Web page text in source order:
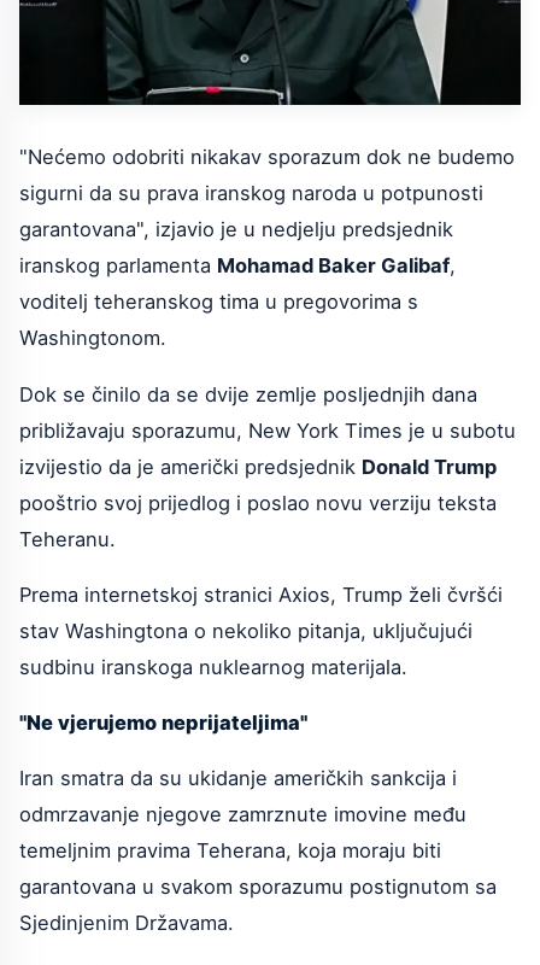
"Nećemo odobriti nikakav sporazum dok ne budemo
sigurni da su prava iranskog naroda u potpunosti
garantovana", izjavio je u nedjelju predsjednik
iranskog parlamenta Mohamad Baker Galibaf,
voditelj teheranskog tima u pregovorima s
Washingtonom.
Dok se činilo da se dvije zemlje posljednjih dana
približavaju sporazumu, New York Times je u subotu
izvijestio da je američki predsjednik Donald Trump
pooštrio svoj prijedlog i poslao novu verziju teksta
Teheranu.
Prema internetskoj stranici Axios, Trump želi čvršći
stav Washingtona o nekoliko pitanja, uključujući
sudbinu iranskoga nuklearnog materijala.
"Ne vjerujemo neprijateljima"
Iran smatra da su ukidanje američkih sankcija i
odmrzavanje njegove zamrznute imovine među
temeljnim pravima Teherana, koja moraju biti
garantovana u svakom sporazumu postignutom sa
Sjedinjenim Državama.